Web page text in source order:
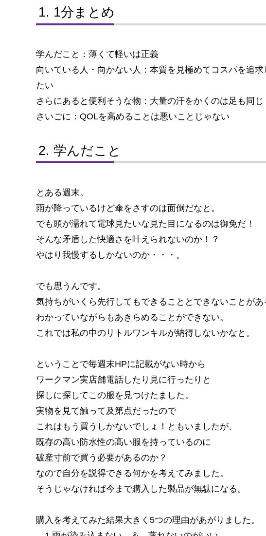
1分まとめ
学んだこと：薄くて軽いは正義
向いている人・向かない人：本質を見極めてコスパを追
たい
さらにあると便利そうな物：大量の汗をかくのは足も同じ
さいごに：QOLを高めることは悪いことじゃない
学んだこと
とある週末。
雨が降っているけど傘をさすのは面倒だなと。
でも頭が濡れて電球見たいな見た目になるのは御免だ！
そんな矛盾した快適さを叶えられないのか！？
やはり我慢するしかないのか・・・。
でも思うんです。
気持ちがいくら先行してもできることとできないことがあ
わかっていながらもあきらめることができない。
これでは私の中のリトルワンキルが納得しないかなと。
ということで毎週末HPに記載がない時から
ワークマン実店舗電話したり見に行ったりと
探しに探してこの服を見つけたました。
実物を見て触って及第点だったので
これはもう買うしかないでしょ！ともいましたが、
既存の高い防水性の高い服を持っているのに
破産寸前で買う必要があるのか？
なので自分を説得できる何かを考えてみました。
そうじゃなければ今まで購入した製品が無駄になる。
購入を考えてみた結果大きく5つの理由があがりました。